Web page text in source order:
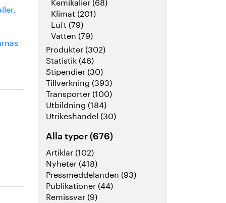
Klimat (201)
Luft (79)
Vatten (79)
Produkter (302)
Statistik (46)
Stipendier (30)
Tillverkning (393)
Transporter (100)
Utbildning (184)
Utrikeshandel (30)
Alla typer (676)
Artiklar (102)
Nyheter (418)
Pressmeddelanden (93)
Publikationer (44)
Remissvar (9)